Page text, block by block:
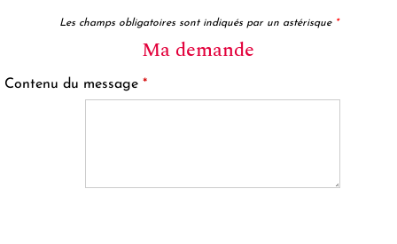
Les champs obligatoires sont indiqués par un astérisque *
Ma demande
Contenu du message *